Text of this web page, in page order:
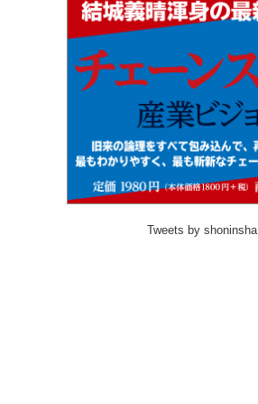
Tweets by shoninsha